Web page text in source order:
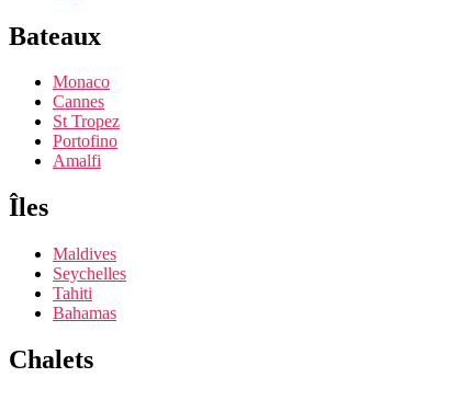
Bateaux
Monaco
Cannes
St Tropez
Portofino
Amalfi
Îles
Maldives
Seychelles
Tahiti
Bahamas
Chalets